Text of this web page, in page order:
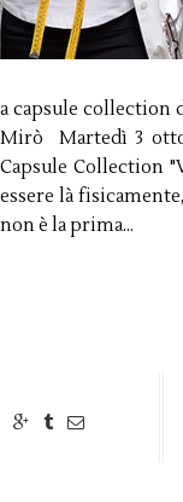
a capsule collection
Mirò Martedì 3
Capsule Collection
essere là
non è la prima...